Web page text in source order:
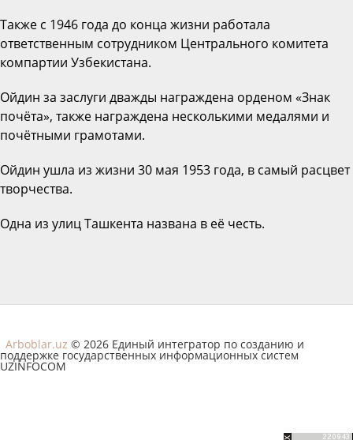
Также с 1946 года до конца жизни работала
ответственным сотрудником Центрального комитета
компартии Узбекистана.
Ойдин за заслуги дважды награждена орденом «Знак
почёта», также награждена несколькими медалями и
почётными грамотами.
Ойдин ушла из жизни 30 мая 1953 года, в самый расцвет
творчества.
Одна из улиц Ташкента названа в её честь.
Arboblar.uz © 2026 Единый интегратор по созданию и
поддержке государственных информационных систем
UZINFOCOM